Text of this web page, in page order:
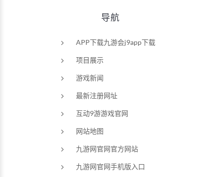
导航
APP下载九游会j9app下载
项目展示
游戏新闻
最新注册网址
互动9游游戏官网
网站地图
九游网官网官方网站
九游网官网手机版入口